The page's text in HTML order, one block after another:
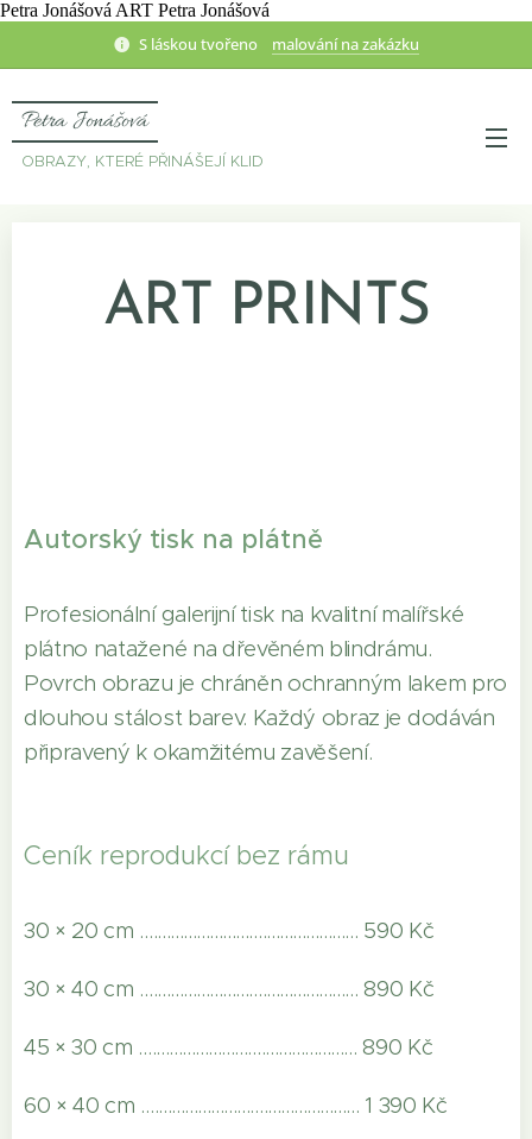
Petra Jonášová ART Petra Jonášová
S láskou tvořeno malování na zakázku
Petra Jonášová
OBRAZY, KTERÉ PŘINÁŠEJÍ KLID
ART PRINTS
Autorský tisk na plátně
Profesionální galerijní tisk na kvalitní malířské
plátno natažené na dřevěném blindrámu.
Povrch obrazu je chráněn ochranným lakem pro
dlouhou stálost barev. Každý obraz je dodáván
připravený k okamžitému zavěšení.
Ceník reprodukcí bez rámu
30 × 20 cm .................................................. 590 Kč
30 × 40 cm .................................................. 890 Kč
45 × 30 cm .................................................. 890 Kč
60 × 40 cm .................................................. 1 390 Kč